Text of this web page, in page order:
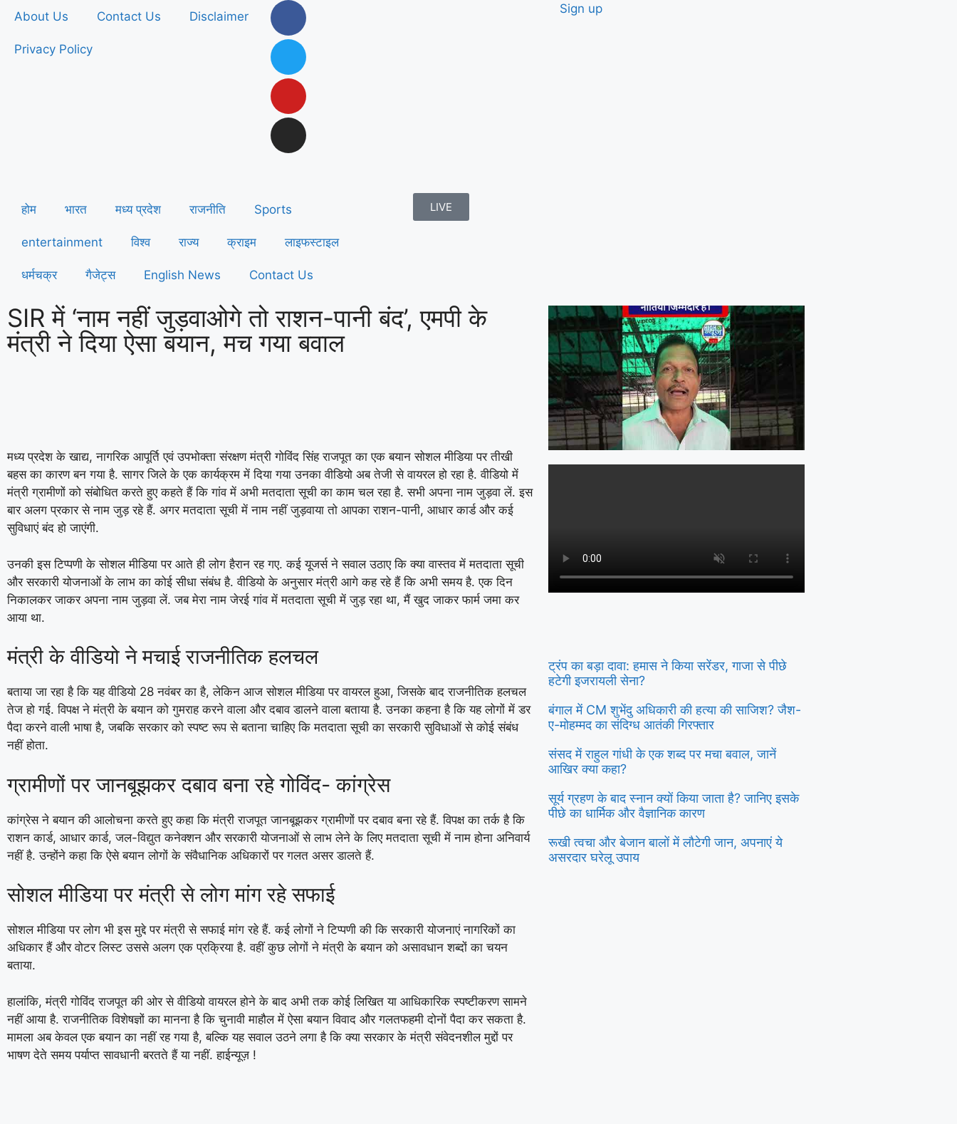
About Us Contact Us Disclaimer
Privacy Policy
Sign up
होम भारत मध्य प्रदेश राजनीति Sports
entertainment विश्व राज्य क्राइम लाइफस्टाइल
धर्मचक्र गैजेट्स English News Contact Us
LIVE
SIR में ‘नाम नहीं जुड़वाओगे तो राशन-पानी बंद’, एमपी के
मंत्री ने दिया ऐसा बयान, मच गया बवाल
मध्य प्रदेश के खाद्य, नागरिक आपूर्ति एवं उपभोक्ता संरक्षण मंत्री गोविंद सिंह राजपूत का एक बयान सोशल मीडिया पर तीखी
बहस का कारण बन गया है. सागर जिले के एक कार्यक्रम में दिया गया उनका वीडियो अब तेजी से वायरल हो रहा है. वीडियो में
मंत्री ग्रामीणों को संबोधित करते हुए कहते हैं कि गांव में अभी मतदाता सूची का काम चल रहा है. सभी अपना नाम जुड़वा लें. इस
बार अलग प्रकार से नाम जुड़ रहे हैं. अगर मतदाता सूची में नाम नहीं जुड़वाया तो आपका राशन-पानी, आधार कार्ड और कई
सुविधाएं बंद हो जाएंगी.
उनकी इस टिप्पणी के सोशल मीडिया पर आते ही लोग हैरान रह गए. कई यूजर्स ने सवाल उठाए कि क्या वास्तव में मतदाता सूची
और सरकारी योजनाओं के लाभ का कोई सीधा संबंध है. वीडियो के अनुसार मंत्री आगे कह रहे हैं कि अभी समय है. एक दिन
निकालकर जाकर अपना नाम जुड़वा लें. जब मेरा नाम जेरई गांव में मतदाता सूची में जुड़ रहा था, मैं खुद जाकर फार्म जमा कर
आया था.
मंत्री के वीडियो ने मचाई राजनीतिक हलचल
बताया जा रहा है कि यह वीडियो 28 नवंबर का है, लेकिन आज सोशल मीडिया पर वायरल हुआ, जिसके बाद राजनीतिक हलचल
तेज हो गई. विपक्ष ने मंत्री के बयान को गुमराह करने वाला और दबाव डालने वाला बताया है. उनका कहना है कि यह लोगों में डर
पैदा करने वाली भाषा है, जबकि सरकार को स्पष्ट रूप से बताना चाहिए कि मतदाता सूची का सरकारी सुविधाओं से कोई संबंध
नहीं होता.
ग्रामीणों पर जानबूझकर दबाव बना रहे गोविंद- कांग्रेस
कांग्रेस ने बयान की आलोचना करते हुए कहा कि मंत्री राजपूत जानबूझकर ग्रामीणों पर दबाव बना रहे हैं. विपक्ष का तर्क है कि
राशन कार्ड, आधार कार्ड, जल-विद्युत कनेक्शन और सरकारी योजनाओं से लाभ लेने के लिए मतदाता सूची में नाम होना अनिवार्य
नहीं है. उन्होंने कहा कि ऐसे बयान लोगों के संवैधानिक अधिकारों पर गलत असर डालते हैं.
सोशल मीडिया पर मंत्री से लोग मांग रहे सफाई
सोशल मीडिया पर लोग भी इस मुद्दे पर मंत्री से सफाई मांग रहे हैं. कई लोगों ने टिप्पणी की कि सरकारी योजनाएं नागरिकों का
अधिकार हैं और वोटर लिस्ट उससे अलग एक प्रक्रिया है. वहीं कुछ लोगों ने मंत्री के बयान को असावधान शब्दों का चयन
बताया.
हालांकि, मंत्री गोविंद राजपूत की ओर से वीडियो वायरल होने के बाद अभी तक कोई लिखित या आधिकारिक स्पष्टीकरण सामने
नहीं आया है. राजनीतिक विशेषज्ञों का मानना है कि चुनावी माहौल में ऐसा बयान विवाद और गलतफहमी दोनों पैदा कर सकता है.
मामला अब केवल एक बयान का नहीं रह गया है, बल्कि यह सवाल उठने लगा है कि क्या सरकार के मंत्री संवेदनशील मुद्दों पर
भाषण देते समय पर्याप्त सावधानी बरतते हैं या नहीं. हाईन्यूज़ !
ट्रंप का बड़ा दावा: हमास ने किया सरेंडर, गाजा से पीछे
हटेगी इजरायली सेना?
बंगाल में CM शुभेंदु अधिकारी की हत्या की साजिश? जैश-
ए-मोहम्मद का संदिग्ध आतंकी गिरफ्तार
संसद में राहुल गांधी के एक शब्द पर मचा बवाल, जानें
आखिर क्या कहा?
सूर्य ग्रहण के बाद स्नान क्यों किया जाता है? जानिए इसके
पीछे का धार्मिक और वैज्ञानिक कारण
रूखी त्वचा और बेजान बालों में लौटेगी जान, अपनाएं ये
असरदार घरेलू उपाय